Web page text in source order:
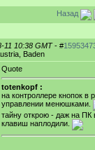
Назад
11 10:38 GMT- #
Baden
Quote
totenkopf :
на контроллере кнопок
управлении менюшками.
тайну открою - даж на
клавиш наплодили.